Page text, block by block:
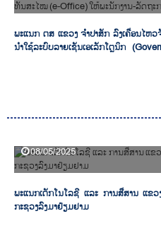
ພະແນກ ຕສ ແຂວງ ຈໍາປາສັກ ລົງເຄື່ອນໄຫ
ນໍາໃຊ້ລະບົບລາຍເຊັນເອເລັກໂຕຼນິກ
08/05/2025
ພະແນກເຕັກໂນໂລຊີ ແລະ ການສື່ສານ ແຂ
ກະຊວງລົງມາຢ້ຽມຢາມ